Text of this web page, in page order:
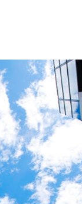
泉南
（KIX・りんくう